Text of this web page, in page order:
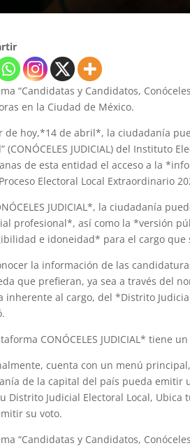
“Candidatas y Candidatos,
en la Ciudad de México.
de hoy,*14 de abril*, la ciudadanía
(CONÓCELES JUDICIAL) del
de esta entidad el acceso a la
Electoral Local Extraordinario
JUDICIAL*, la ciudadanía
profesional*, así como la *versión
e idoneidad* para el cargo que
la información de las
que prefieran, ya sea a través del
inherente al cargo, del *Distrito
CONÓCELES JUDICIAL* tiene
cuenta con un menú
de la capital del país pueda emitir
Distrito Judicial Electoral Local,
su voto.
“Candidatas y Candidatos,